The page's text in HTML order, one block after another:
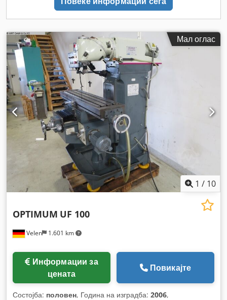
Мал оглас
1 / 10
Velen 1.601 km
OPTIMUM UF 100
цената
Повикајте
Состојба: половен, Година на изградба: 2006,